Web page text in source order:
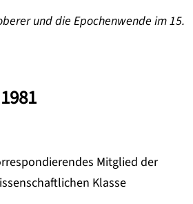
und die Epochenwende im 15.
Mitglied der
Klasse